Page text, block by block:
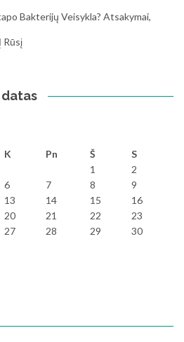
Bakterijų Veisykla? Atsakymai,
Rūsį
K Pn Š
S
1
2
6 7 8
9
13 14 15
16
20 21 22
23
27 28 29
30